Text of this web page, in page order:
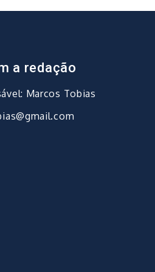
a redação
Marcos Tobias